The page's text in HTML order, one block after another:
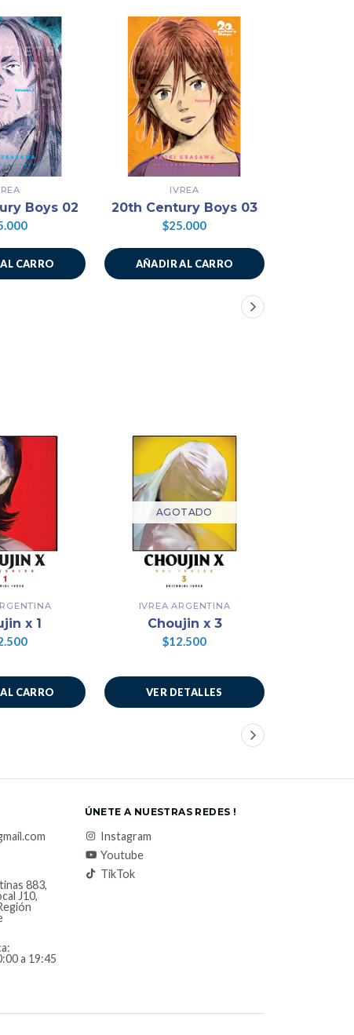
Boys 02
CARRO
IVREA
20th Century Boys 03
$25.000
AÑADIR AL CARRO
x 1
CARRO
AGOTADO
IVREA ARGENTINA
Choujin x 3
$12.500
VER DETALLES
883,
J10,
a 19:45
ÚNETE A NUESTRAS REDES !
Instagram
Youtube
TikTok